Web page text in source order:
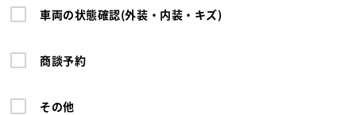
車両の状態確認(外装・内装・キズ)
商談予約
その他